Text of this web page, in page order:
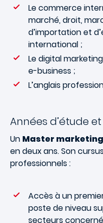
Le commerce
marché, droit,
d’importation et
international ;
Le digital
e-business ;
L’anglais
Années d’étude
Un Master
en deux ans. Son
professionnels :
Accès à un
poste de niveau
secteurs